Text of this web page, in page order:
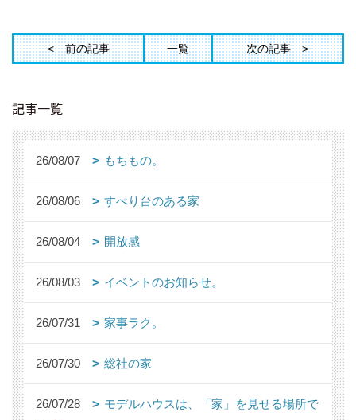
前の記事 一覧 次の記事
記事一覧
26/08/07 もちもの。
26/08/06 すべり台のある家
26/08/04 開放感
26/08/03 イベントのお知らせ。
26/07/31 家事ラク。
26/07/30 総社の家
26/07/28
モデルハウスは、「家」を見せる場所で